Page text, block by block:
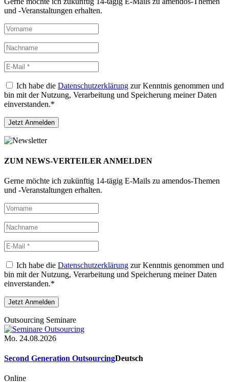
und -Veranstaltungen erhalten.
Ich habe die Datenschutzerklärung zur Kenntnis genommen und
bin mit der Nutzung, Verarbeitung und Speicherung meiner Daten
einverstanden.*
ZUM NEWS-VERTEILER ANMELDEN
Gerne möchte ich zukünftig 14-tägig E-Mails zu amendos-Themen
und -Veranstaltungen erhalten.
Ich habe die Datenschutzerklärung zur Kenntnis genommen und
bin mit der Nutzung, Verarbeitung und Speicherung meiner Daten
einverstanden.*
Outsourcing Seminare
Mo. 24.08.2026
Second Generation OutsourcingDeutsch
Online